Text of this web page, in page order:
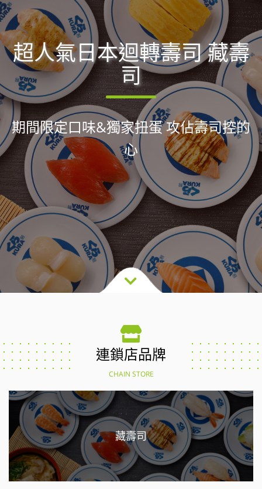
超人氣日本迴轉壽司 藏壽
司
期間限定口味&獨家扭蛋 攻佔壽司控的
心
連鎖店品牌
CHAIN STORE
藏壽司